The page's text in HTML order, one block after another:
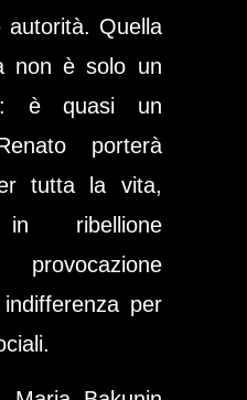
Quella
non è solo un
è quasi un
porterà
tutta la vita,
in ribellione
per